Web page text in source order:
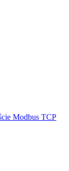
Modbus TCP